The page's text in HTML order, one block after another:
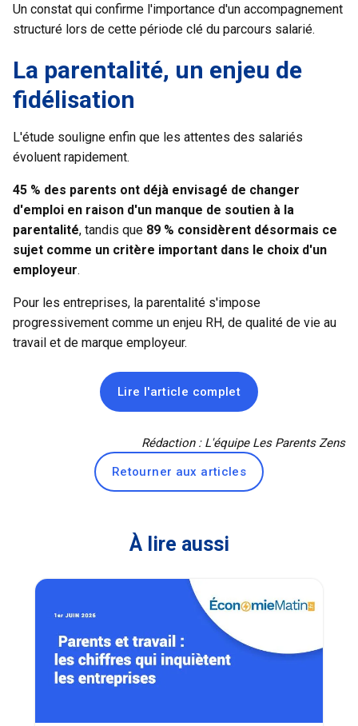
Un constat qui confirme l'importance d'un accompagnement
structuré lors de cette période clé du parcours salarié.
La parentalité, un enjeu de
fidélisation
L'étude souligne enfin que les attentes des salariés
évoluent rapidement.
45 % des parents ont déjà envisagé de changer
d'emploi en raison d'un manque de soutien à la
parentalité, tandis que 89 % considèrent désormais ce
sujet comme un critère important dans le choix d'un
employeur.
Pour les entreprises, la parentalité s'impose
progressivement comme un enjeu RH, de qualité de vie au
travail et de marque employeur.
Lire l'article complet
Rédaction : L'équipe Les Parents Zens
Retourner aux articles
À lire aussi